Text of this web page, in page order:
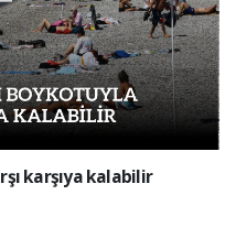
karşıya kalabilir